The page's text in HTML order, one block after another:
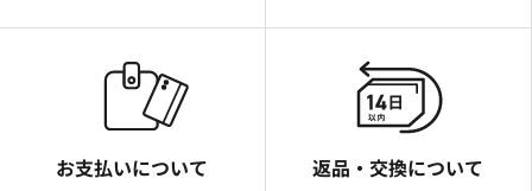
お支払いについて 返品・交換について